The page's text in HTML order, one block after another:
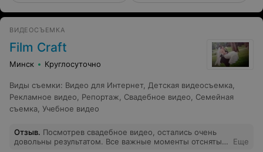
ВИДЕОСЪЕМКА
Film Craft
Минск Круглосуточно
Виды съемки: Видео для Интернет, Детская видеосъемка
Рекламное видео
Репортаж Свадебное видео
Семейная
съемка Учебное видео
Отзыв. Посмотрев свадебное видео, остались очень
довольны результатом. Все важные моменты отсняты,
Еще